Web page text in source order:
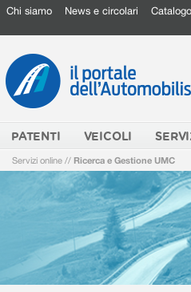
Chi siamo News e circolari
PATENTI VEICOLI
Servizi online // Ricerca e Gestione UMC